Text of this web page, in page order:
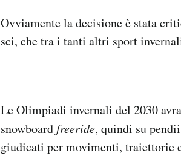
Ovviamente la decisione è stata
sci, che tra i tanti altri sport
Le Olimpiadi invernali del 2030
snowboardfreeride, quindi su
giudicati per movimenti, traiettorie